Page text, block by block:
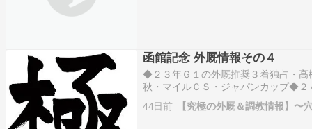
函館記念 外厩情報その４
◆２３年Ｇ１の外厩推奨３着独占・
秋・マイルＣＳ・ジャパンカップ◆２
オークス・マイルＣＳ◆２５年Ｇ１
アマイル・安田記念・朝日杯ＦＳ◆２
44日前 【究極の外厩＆調教情報】〜